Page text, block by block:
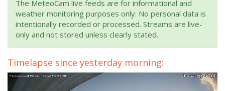
The MeteoCam live feeds are for informational and
weather monitoring purposes only. No personal data is
intentionally recorded or processed. Streams are live-
only and not stored unless clearly stated.
Timelapse since yesterday morning: